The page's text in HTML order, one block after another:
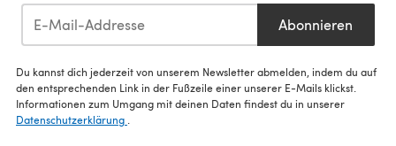
Abonnieren
Du kannst dich jederzeit von unserem Newsletter abmelden, indem du auf
den entsprechenden Link in der Fußzeile einer unserer E-Mails klickst.
Informationen zum Umgang mit deinen Daten findest du in unserer
Datenschutzerklärung